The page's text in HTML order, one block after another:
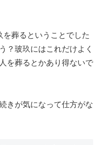
葬るということでした
？玻玖にはこれだけよく
を葬るとかあり得ないで
きが気になって仕方がな